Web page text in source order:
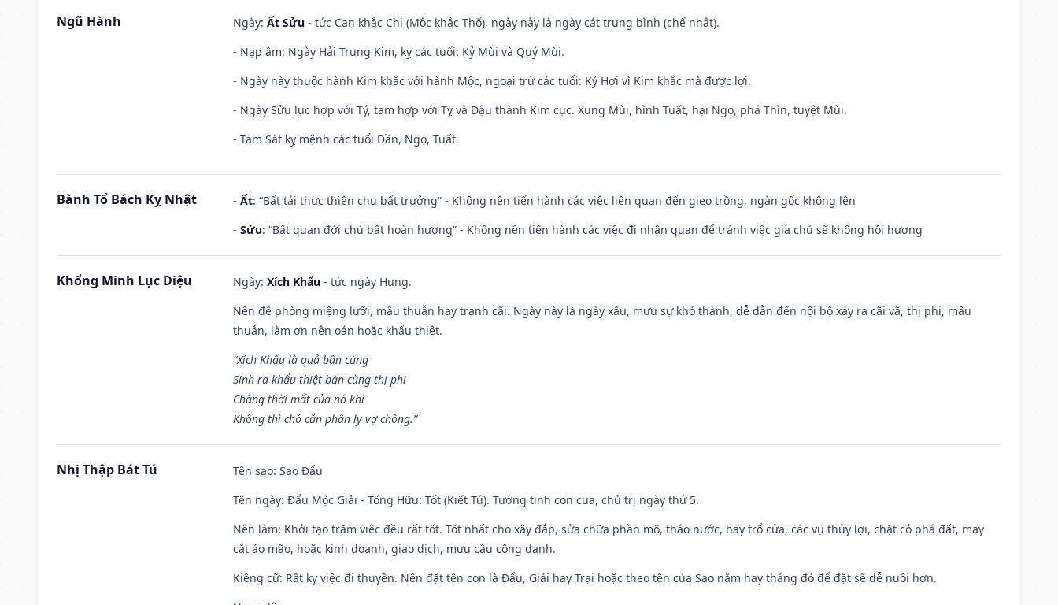
Ngũ Hành Ngày: Ất Sửu - tức Can khắc Chi (Mộc khắc Thổ), ngày này là ngày cát trung bình (chế nhật).
- Nạp âm: Ngày Hải Trung Kim, kỵ các tuổi: Kỷ Mùi và Quý Mùi.
- Ngày này thuộc hành Kim khắc với hành Mộc, ngoại trừ các tuổi: Kỷ Hợi vì Kim khắc mà được lợi.
- Ngày Sửu lục hợp với Tý, tam hợp với Tỵ và Dậu thành Kim cục. Xung Mùi, hình Tuất, hại Ngọ, phá Thìn, tuyệt Mùi.
- Tam Sát kỵ mệnh các tuổi Dần, Ngọ, Tuất.
Bành Tổ Bách Kỵ Nhật - Ất: “Bất tải thực thiên chu bất trưởng” - Không nên tiến hành các việc liên quan đến gieo trồng, ngàn gốc không lên
- Sửu: “Bất quan đới chủ bất hoàn hương” - Không nên tiến hành các việc đi nhận quan để tránh việc gia chủ sẽ không hồi hương
Khổng Minh Lục Diệu Ngày: Xích Khẩu - tức ngày Hung.
Nên đề phòng miệng lưỡi, mâu thuẫn hay tranh cãi. Ngày này là ngày xấu, mưu sự khó thành, dễ dẫn đến nội bộ xảy ra cãi vã, thị phi, mâu
thuẫn, làm ơn nên oán hoặc khẩu thiệt.
“Xích Khẩu là quả bần cùng
Sinh ra khẩu thiệt bàn cùng thị phi
Chẳng thời mất của nó khi
Không thì chó cắn phân ly vợ chồng.”
Nhị Thập Bát Tú Tên sao: Sao Đẩu
Tên ngày: Đẩu Mộc Giải - Tống Hữu: Tốt (Kiết Tú). Tướng tinh con cua, chủ trị ngày thứ 5.
Nên làm: Khởi tạo trăm việc đều rất tốt. Tốt nhất cho xây đắp, sửa chữa phần mộ, tháo nước, hay trổ cửa, các vụ thủy lợi, chặt cỏ phá đất, may
cắt áo mão, hoặc kinh doanh, giao dịch, mưu cầu công danh.
Kiêng cữ: Rất kỵ việc đi thuyền. Nên đặt tên con là Đẩu, Giải hay Trại hoặc theo tên của Sao năm hay tháng đó để đặt sẽ dễ nuôi hơn.